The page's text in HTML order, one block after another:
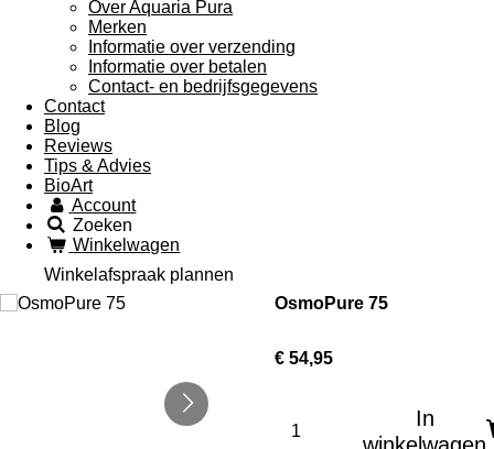
Over Aquaria Pura
Merken
Informatie over verzending
Informatie over betalen
Contact- en bedrijfsgegevens
Contact
Blog
Reviews
Tips & Advies
BioArt
Account
Zoeken
Winkelwagen
Winkelafspraak plannen
OsmoPure 75
€ 54,95
In